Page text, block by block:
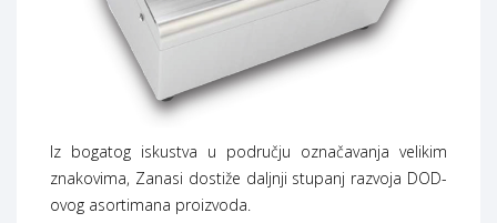
Iz bogatog iskustva u području označavanja velikim
znakovima, Zanasi dostiže daljnji stupanj razvoja DOD-
ovog asortimana proizvoda.